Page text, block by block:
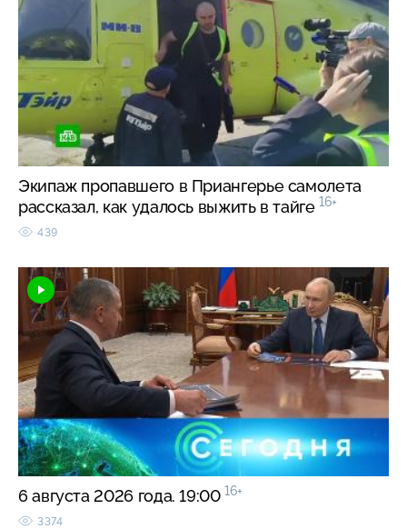
Экипаж пропавшего в Приангерье самолета
рассказал, как удалось выжить в тайге 16+
439
6 августа 2026 года. 19:00 16+
3374